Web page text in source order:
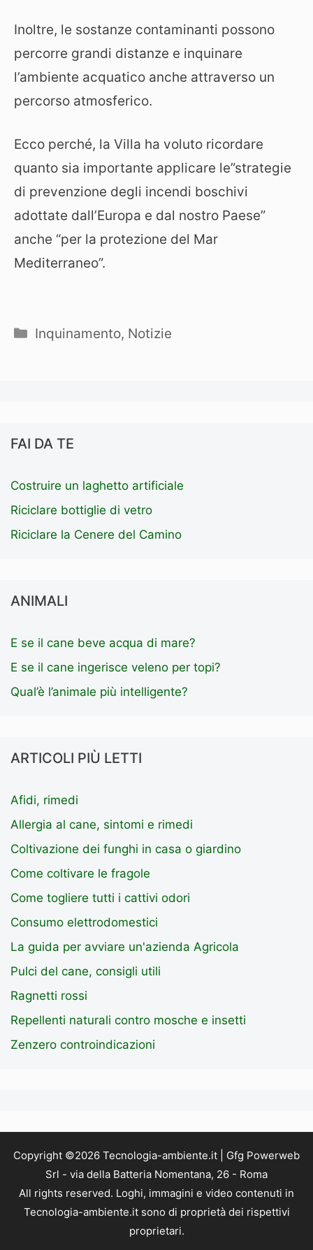
Inoltre, le sostanze contaminanti possono
percorre grandi distanze e inquinare
l’ambiente acquatico anche attraverso un
percorso atmosferico.
Ecco perché, la Villa ha voluto ricordare
quanto sia importante applicare le”strategie
di prevenzione degli incendi boschivi
adottate dall’Europa e dal nostro Paese”
anche “per la protezione del Mar
Mediterraneo”.
Categorie
Inquinamento, Notizie
FAI DA TE
Costruire un laghetto artificiale
Riciclare bottiglie di vetro
Riciclare la Cenere del Camino
ANIMALI
E se il cane beve acqua di mare?
E se il cane ingerisce veleno per topi?
Qual’è l’animale più intelligente?
ARTICOLI PIÙ LETTI
Afidi, rimedi
Allergia al cane, sintomi e rimedi
Coltivazione dei funghi in casa o giardino
Come coltivare le fragole
Come togliere tutti i cattivi odori
Consumo elettrodomestici
La guida per avviare un'azienda Agricola
Pulci del cane, consigli utili
Ragnetti rossi
Repellenti naturali contro mosche e insetti
Zenzero controindicazioni
Copyright ©2026 Tecnologia-ambiente.it | Gfg Powerweb
Srl - via della Batteria Nomentana, 26 - Roma
All rights reserved. Loghi, immagini e video contenuti in
Tecnologia-ambiente.it sono di proprietà dei rispettivi
proprietari.